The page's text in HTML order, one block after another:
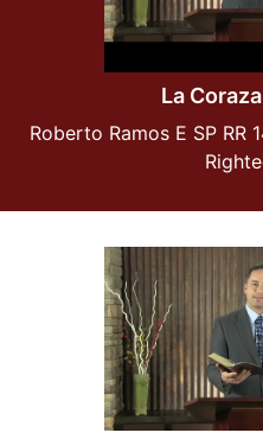
La
Roberto Ramos E SP